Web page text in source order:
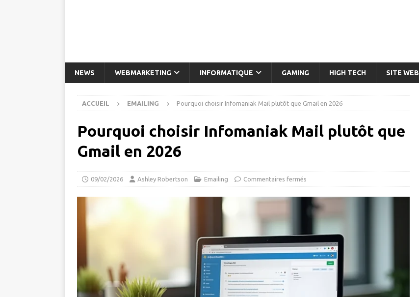
NEWS WEBMARKETING INFORMATIQUE GAMING HIGH TECH SITE WEB
ACCUEIL EMAILING Pourquoi choisir Infomaniak Mail plutôt que Gmail en 2026
Pourquoi choisir Infomaniak Mail plutôt que
Gmail en 2026
09/02/2026 Ashley Robertson Emailing Commentaires fermés